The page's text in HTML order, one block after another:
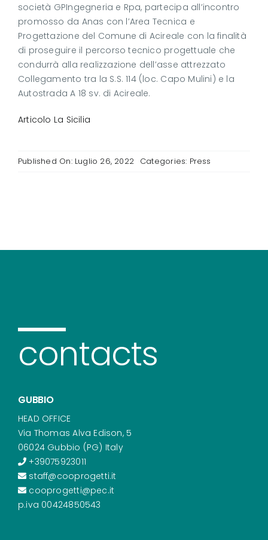
società GPIngegneria e Rpa, partecipa all’incontro
promosso da Anas con l’Area Tecnica e
Progettazione del Comune di Acireale con la finalità
di proseguire il percorso tecnico progettuale che
condurrà alla realizzazione dell’asse attrezzato
Collegamento tra la S.S. 114 (loc. Capo Mulini) e la
Autostrada A 18 sv. di Acireale.
Articolo La Sicilia
Published On: Luglio 26, 2022 Categories: Press
contacts
GUBBIO
HEAD OFFICE
Via Thomas Alva Edison, 5
06024 Gubbio (PG) Italy
+39075923011
staff@cooprogetti.it
cooprogetti@pec.it
p.iva 00424850543